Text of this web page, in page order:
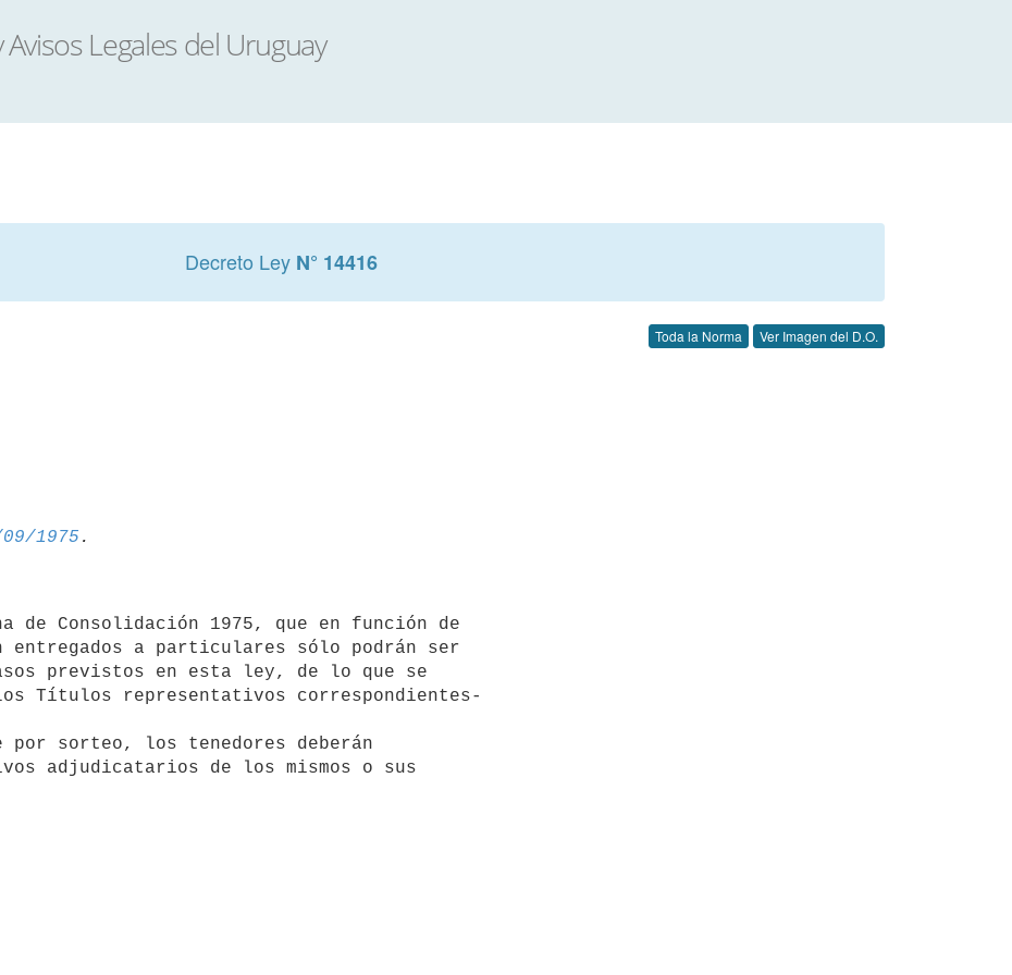
Decreto Ley N° 14416
Toda la Norma Ver Imagen del D.O.
1975
de Consolidación 1975, que en función de
a particulares sólo podrán ser
previstos en esta ley, de lo que se
Títulos representativos correspondientes-
adjudicatarios de los mismos o sus